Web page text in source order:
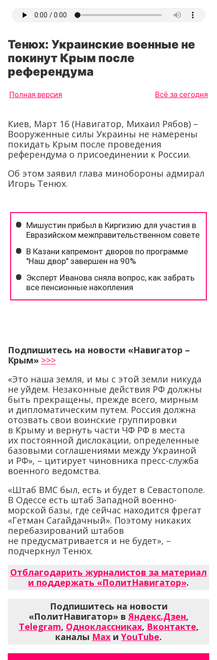
Тенюх: Украинские военные не
покинут Крым после
референдума
Полная версия Всё за сегодня
Киев, Март 16 (Навигатор, Михаил Рябов) –
Вооруженные силы Украины не намерены
покидать Крым после проведения
референдума о присоединении к России.
Об этом заявил глава минобороны адмирал
Игорь Тенюх.
Подпишитесь на новости «Навигатор –
Крым» >>>
«Это наша земля, и мы с этой земли никуда
не уйдем. Незаконные действия РФ должны
быть прекращены, прежде всего, мирным
и дипломатическим путем. Россия должна
отозвать свои воинские группировки
в Крыму и вернуть части ЧФ РФ в места
их постоянной дислокации, определенные
базовыми соглашениями между Украиной
и РФ», – цитирует чиновника пресс-служба
военного ведомства.
«Штаб ВМС был, есть и будет в Севастополе.
В Одессе есть штаб Западной военно-
морской базы, где сейчас находится фрегат
«Гетман Сагайдачный». Поэтому никаких
перебазирований штабов
не предусматривается и не будет», –
подчеркнул Тенюх.
Отблагодарить журналистов за материал
и поддержать «ПолитНавигатор».
Подпишитесь на новости
«ПолитНавигатор» вЯндекс.Дзен,
Telegram, Одноклассниках, Вконтакте,
каналы Max и YouTube.